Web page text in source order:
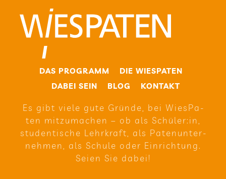
DAS PRO­GRAMM
DIE WIE­SPA­TEN
DABEI SEIN
BLOG KON­TAKT
Es gibt viele gute Gründe, bei Wie­sPa­
ten mit­zu­ma­chen – ob als Schüler:in,
stu­den­ti­sche Lehr­kraft, als Paten­un­ter­
neh­men, als Schule oder Ein­rich­tung.
Seien Sie dabei!